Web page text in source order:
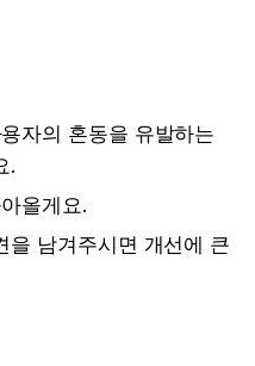
자의 혼동을 유발하는
.
올게요.
을 남겨주시면 개선에 큰